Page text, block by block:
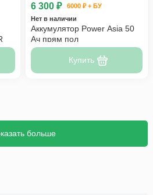
6 300 ₽
6000 ₽ + БУ
Нет в наличии
Аккумулятор Power Asia 50
Ач прям пол
Купить
больше